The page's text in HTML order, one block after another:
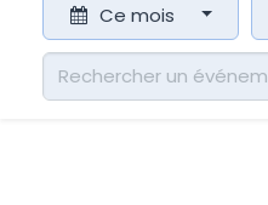
Ce mois